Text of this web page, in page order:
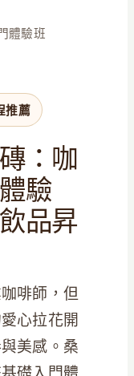
體驗班
推薦
：咖
驗
品昇
啡師，但
心拉花開
美感。桑